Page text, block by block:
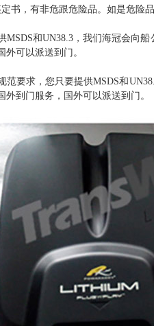
书，有非危跟危险品。如是危险
MSDS和UN38.3，我们海冠会向
可以派送到门。
范要求，您只要提供MSDS和
到门服务，国外可以派送到门。